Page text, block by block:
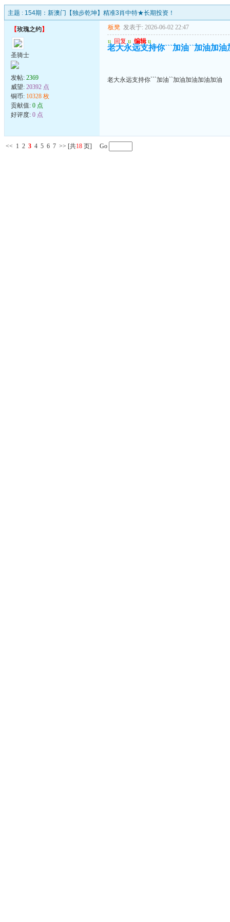
主题 : 154期：新澳门【独步乾坤】精准3肖中特★长期投资！
【玫瑰之约】
圣骑士
发帖: 2369
威望: 20392 点
铜币: 10328 枚
贡献值: 0 点
好评度: 0 点
板凳 发表于: 2026-06-02 22:47
u 回复 u 编辑 u
老大永远支持你```加油``加油加油
老大永远支持你```加油``加油加油加油加油
<< 1 2 3 4 5 6 7 >> [共18 页] Go